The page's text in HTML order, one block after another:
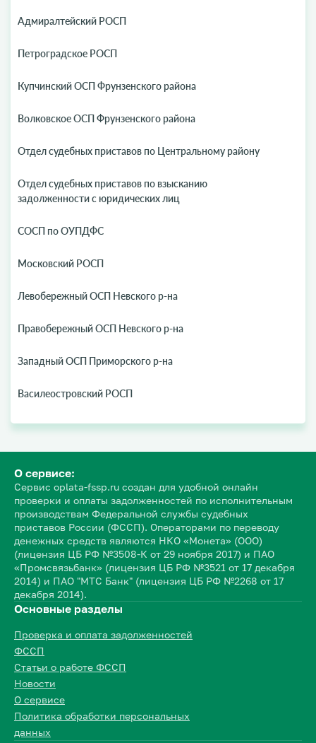
Адмиралтейский РОСП
Петроградское РОСП
Купчинский ОСП Фрунзенского района
Волковское ОСП Фрунзенского района
Отдел судебных приставов по Центральному району
Отдел судебных приставов по взысканию
задолженности с юридических лиц
СОСП по ОУПДФС
Московский РОСП
Левобережный ОСП Невского р-на
Правобережный ОСП Невского р-на
Западный ОСП Приморского р-на
Василеостровский РОСП
О сервисе:
Сервис oplata-fssp.ru создан для удобной онлайн
проверки и оплаты задолженностей по исполнительным
производствам Федеральной службы судебных
приставов России (ФССП). Операторами по переводу
денежных средств являются НКО «Монета» (ООО)
(лицензия ЦБ РФ №3508-К от 29 ноября 2017) и ПАО
«Промсвязьбанк» (лицензия ЦБ РФ №3521 от 17 декабря
2014) и ПАО "МТС Банк" (лицензия ЦБ РФ №2268 от 17
декабря 2014).
Основные разделы
Проверка и оплата задолженностей
ФССП
Статьи о работе ФССП
Новости
О сервисе
Политика обработки персональных
данных